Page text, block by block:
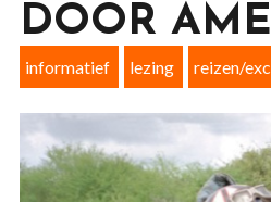
DOOR
informatief lezing reizen/